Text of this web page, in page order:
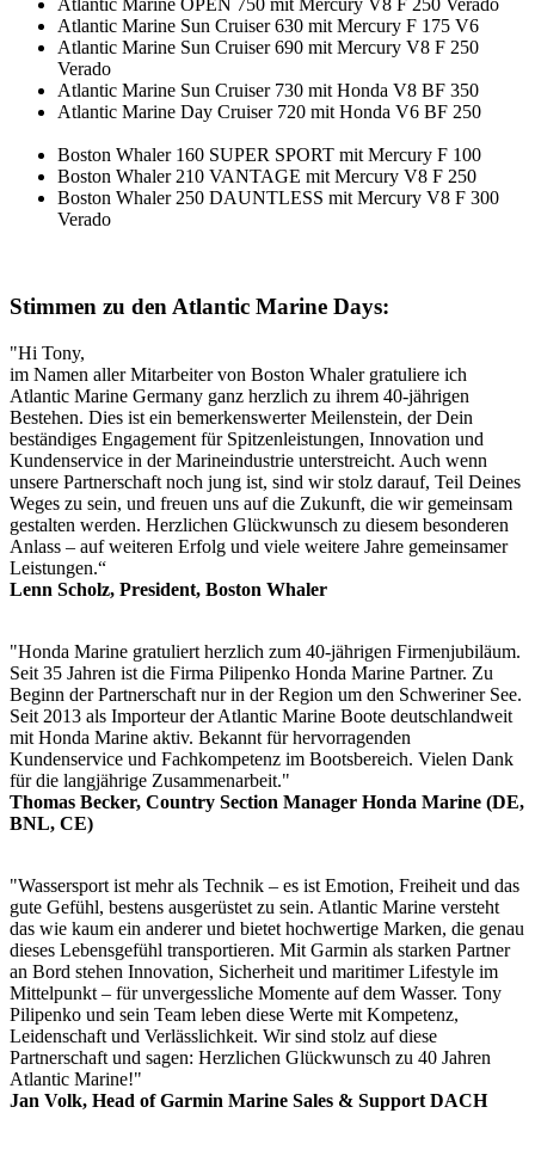
Atlantic Marine OPEN 750 mit Mercury V8 F 250 Verado
Atlantic Marine Sun Cruiser 630 mit Mercury F 175 V6
Atlantic Marine Sun Cruiser 690 mit Mercury V8 F 250
Verado
Atlantic Marine Sun Cruiser 730 mit Honda V8 BF 350
Atlantic Marine Day Cruiser 720 mit Honda V6 BF 250
Boston Whaler 160 SUPER SPORT mit Mercury F 100
Boston Whaler 210 VANTAGE mit Mercury V8 F 250
Boston Whaler 250 DAUNTLESS mit Mercury V8 F 300
Verado
Stimmen zu den Atlantic Marine Days:
"Hi Tony,
im Namen aller Mitarbeiter von Boston Whaler gratuliere ich
Atlantic Marine Germany ganz herzlich zu ihrem 40-jährigen
Bestehen. Dies ist ein bemerkenswerter Meilenstein, der Dein
beständiges Engagement für Spitzenleistungen, Innovation und
Kundenservice in der Marine­industrie unterstreicht. Auch wenn
unsere Partnerschaft noch jung ist, sind wir stolz darauf, Teil Deines
Weges zu sein, und freuen uns auf die Zukunft, die wir gemeinsam
gestalten werden. Herzlichen Glückwunsch zu diesem besonderen
Anlass – auf weiteren Erfolg und viele weitere Jahre gemeinsamer
Leistungen.“
Lenn Scholz, President, Boston Whaler
"Honda Marine gratuliert herzlich zum 40-jährigen Firmenjubiläum.
Seit 35 Jahren ist die Firma Pilipenko Honda Marine Partner. Zu
Beginn der Partnerschaft nur in der Region um den Schweriner See.
Seit 2013 als Importeur der Atlantic Marine Boote deutschlandweit
mit Honda Marine aktiv. Bekannt für hervorragenden
Kundenservice und Fachkompetenz im Bootsbereich. Vielen Dank
für die langjährige Zusammenarbeit."
Thomas Becker, Country Section Manager Honda Marine (DE,
BNL, CE)
"Wassersport ist mehr als Technik – es ist Emotion, Freiheit und das
gute Gefühl, bestens ausgerüstet zu sein. Atlantic Marine versteht
das wie kaum ein anderer und bietet hochwertige Marken, die genau
dieses Lebensgefühl transportieren. Mit Garmin als starken Partner
an Bord stehen Innovation, Sicherheit und maritimer Lifestyle im
Mittelpunkt – für unvergessliche Momente auf dem Wasser. Tony
Pilipenko und sein Team leben diese Werte mit Kompetenz,
Leidenschaft und Verlässlichkeit. Wir sind stolz auf diese
Partnerschaft und sagen: Herzlichen Glückwunsch zu 40 Jahren
Atlantic Marine!"
Jan Volk, Head of Garmin Marine Sales & Support DACH